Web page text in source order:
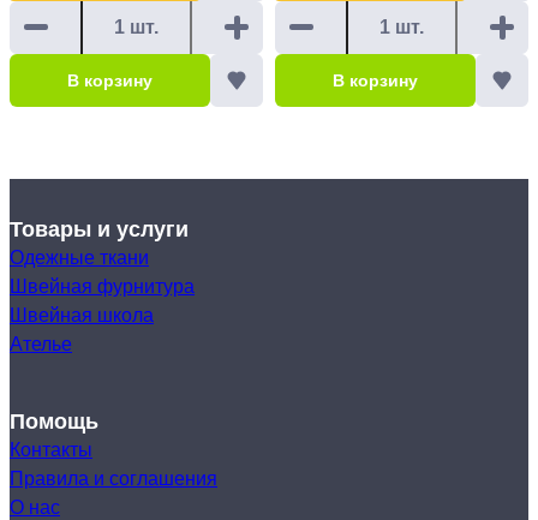
В корзину В корзину
Товары и услуги
Одежные ткани
Швейная фурнитура
Швейная школа
Ателье
Помощь
Контакты
Правила и соглашения
О нас